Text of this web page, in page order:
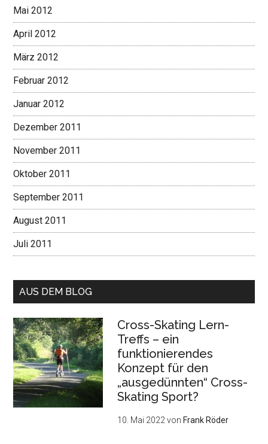
Mai 2012
April 2012
März 2012
Februar 2012
Januar 2012
Dezember 2011
November 2011
Oktober 2011
September 2011
August 2011
Juli 2011
AUS DEM BLOG
Cross-Skating Lern-
Treffs – ein
funktionierendes
Konzept für den
„ausgedünnten“ Cross-
Skating Sport?
10. Mai 2022von Frank Röder